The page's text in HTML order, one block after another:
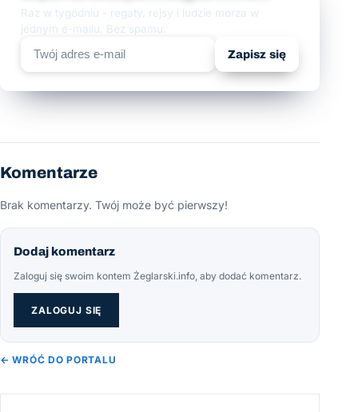
Raz w tygodniu - regaty, rejsy i ludzie morza w
jednym e-mailu. Bez spamu.
Zapisz się
Komentarze
Brak komentarzy. Twój może być pierwszy!
Dodaj komentarz
Zaloguj się swoim kontem Żeglarski.info, aby dodać komentarz.
ZALOGUJ SIĘ
← WRÓĆ DO PORTALU